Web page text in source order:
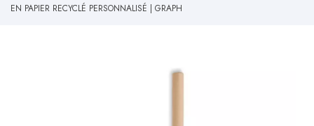
EN PAPIER RECYCLÉ PERSONNALISÉ | GRAPH